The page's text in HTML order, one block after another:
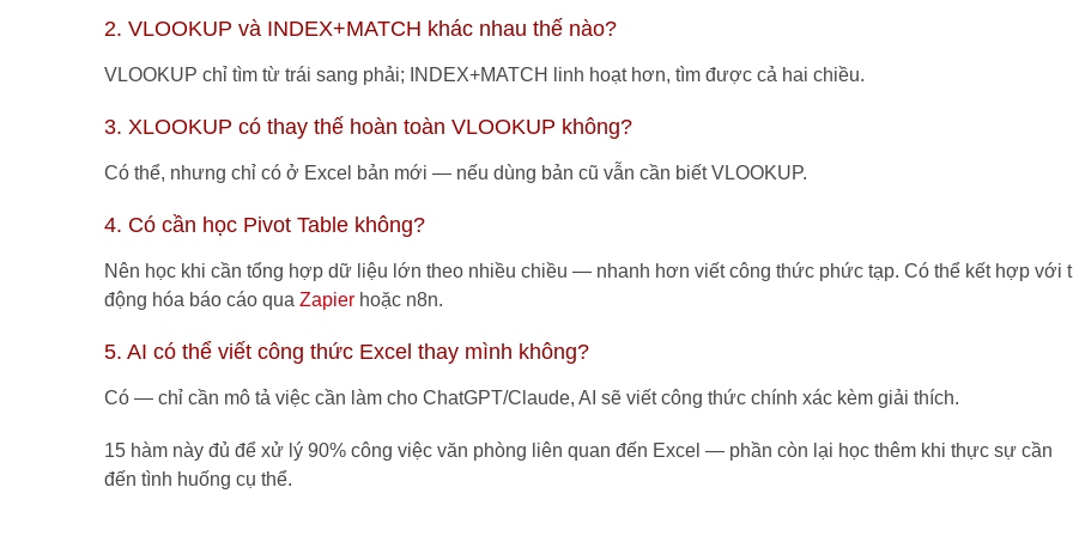
2. VLOOKUP và INDEX+MATCH khác nhau thế nào?
VLOOKUP chỉ tìm từ trái sang phải; INDEX+MATCH linh hoạt hơn, tìm được cả hai chiều.
3. XLOOKUP có thay thế hoàn toàn VLOOKUP không?
Có thể, nhưng chỉ có ở Excel bản mới — nếu dùng bản cũ vẫn cần biết VLOOKUP.
4. Có cần học Pivot Table không?
Nên học khi cần tổng hợp dữ liệu lớn theo nhiều chiều — nhanh hơn viết công thức phức tạp. Có thể kết hợp với
động hóa báo cáo qua Zapier hoặc n8n.
5. AI có thể viết công thức Excel thay mình không?
Có — chỉ cần mô tả việc cần làm cho ChatGPT/Claude, AI sẽ viết công thức chính xác kèm giải thích.
15 hàm này đủ để xử lý 90% công việc văn phòng liên quan đến Excel — phần còn lại học thêm khi thực sự cần
đến tình huống cụ thể.